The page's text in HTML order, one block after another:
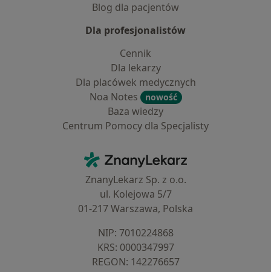
Blog dla pacjentów
Dla profesjonalistów
Cennik
Dla lekarzy
Dla placówek medycznych
Noa Notes
nowość
Baza wiedzy
Centrum Pomocy dla Specjalisty
ZnanyLekarz - Strona główna
ZnanyLekarz Sp. z o.o.
ul. Kolejowa 5/7
01-217 Warszawa, Polska
NIP: ⁠7010224868
KRS: ⁠0000347997
REGON: ⁠142276657